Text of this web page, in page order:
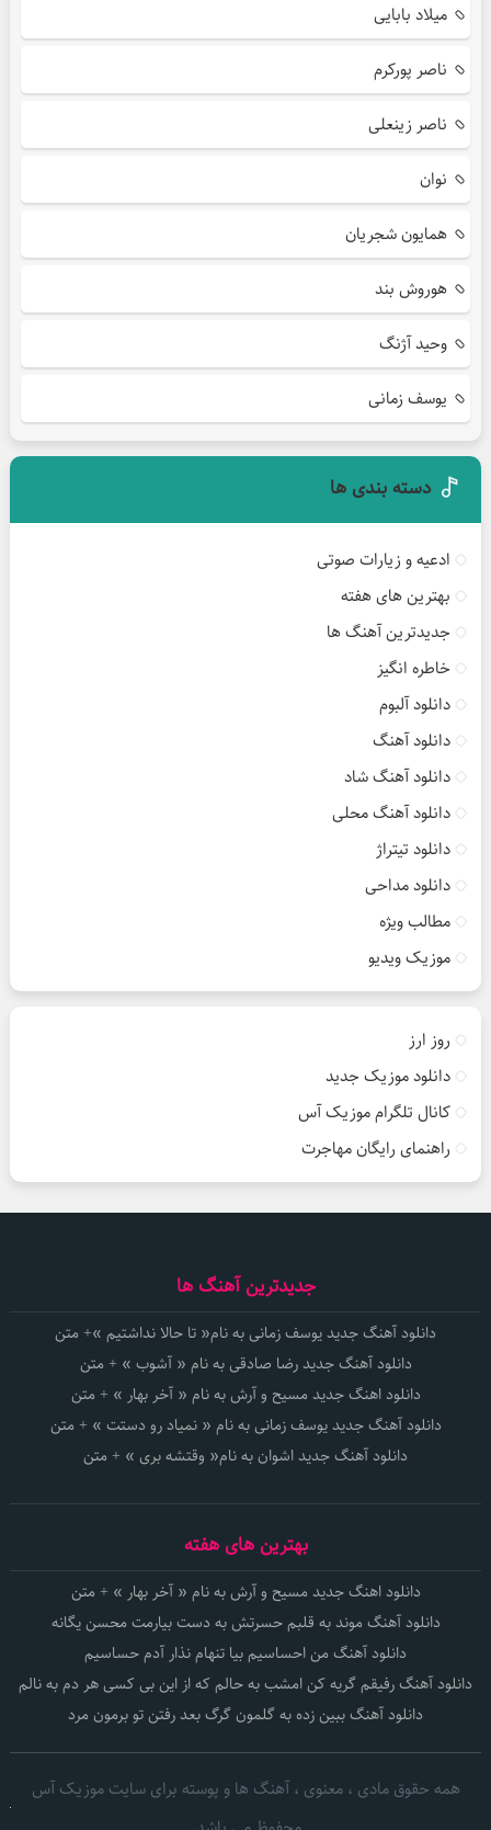
میلاد بابایی
ناصر پورکرم
ناصر زینعلی
نوان
همایون شجریان
هوروش بند
وحید آژنگ
یوسف زمانی
دسته بندی ها
ادعیه و زیارات صوتی
بهترین های هفته
جدیدترین آهنگ ها
خاطره انگیز
دانلود آلبوم
دانلود آهنگ
دانلود آهنگ شاد
دانلود آهنگ محلی
دانلود تیتراژ
دانلود مداحی
مطالب ویژه
موزیک ویدیو
روز ارز
دانلود موزیک جدید
کانال تلگرام موزیک آس
راهنمای رایگان مهاجرت
جدیدترین آهنگ ها
دانلود آهنگ جدید یوسف زمانی به نام« تا حالا نداشتیم »+ متن
دانلود آهنگ جدید رضا صادقی به نام « آشوب » + متن
دانلود اهنگ جدید مسیح و آرش به نام « آخر بهار » + متن
دانلود آهنگ جدید یوسف زمانی به نام « نمیاد رو دستت » + متن
دانلود آهنگ جدید اشوان به نام« وقتشه بری » + متن
بهترین های هفته
دانلود اهنگ جدید مسیح و آرش به نام « آخر بهار » + متن
دانلود آهنگ موند به قلبم حسرتش به دست بیارمت محسن یگانه
دانلود آهنگ من احساسیم بیا تنهام نذار آدم حساسیم
دانلود آهنگ رفیقم گریه کن امشب به حالم که از این بی کسی هر دم به نالم
دانلود آهنگ ببین زده به گلمون گرگ بعد رفتن تو برمون مرد
همه حقوق مادی ، معنوی ، آهنگ ها و پوسته برای سایت موزیک آس